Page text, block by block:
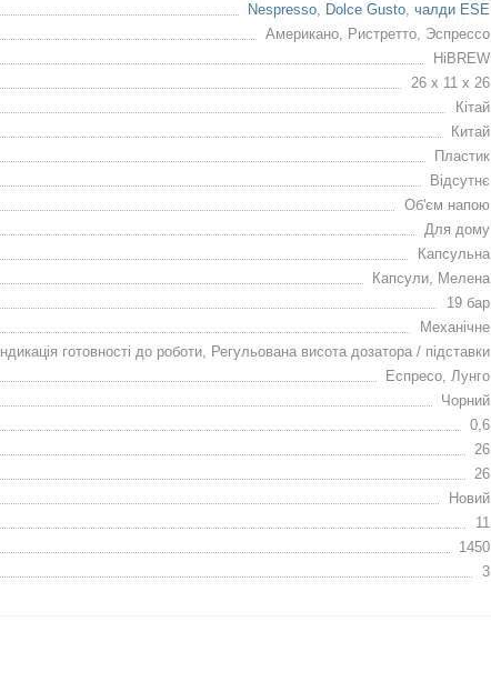
Nespresso, Dolce Gusto, чалди ESE
Американо, Ристретто, Эспрессо
HiBREW
26 x 11 x 26
Кітай
Китай
Пластик
Відсутнє
Об'єм напою
Для дому
Капсульна
Капсули, Мелена
19 бар
Механічне
Індикація готовності до роботи, Регульована висота дозатора / підставки
Еспресо, Лунго
Чорний
0,6
26
26
Новий
11
1450
3